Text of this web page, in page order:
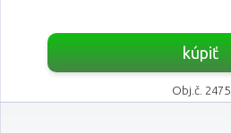
kúpiť
Obj.č. 2475